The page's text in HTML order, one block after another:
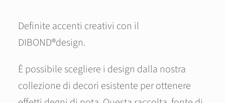
Definite accenti creativi con il
DIBOND®design.
È possibile scegliere i design dalla nostra
collezione di decori esistente per ottenere